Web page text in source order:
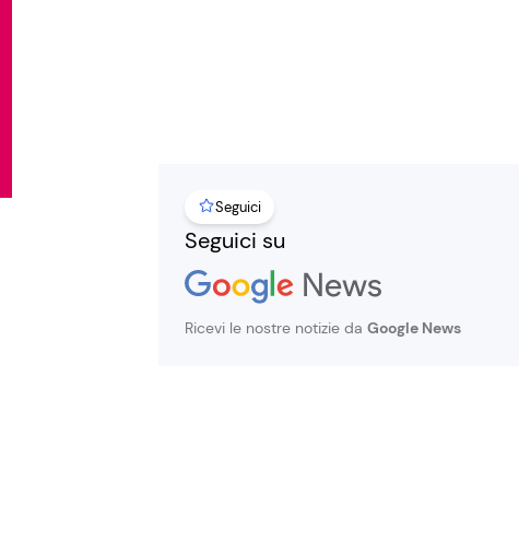
Seguici
Seguici su
Ricevi le nostre notizie da Google News